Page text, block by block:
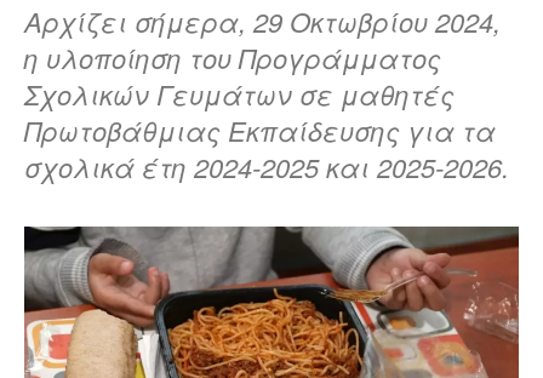
Αρχίζει σήμερα, 29 Οκτωβρίου 2024,
η υλοποίηση του Προγράμματος
Σχολικών Γευμάτων σε μαθητές
Πρωτοβάθμιας Εκπαίδευσης για τα
σχολικά έτη 2024-2025 και 2025-2026.